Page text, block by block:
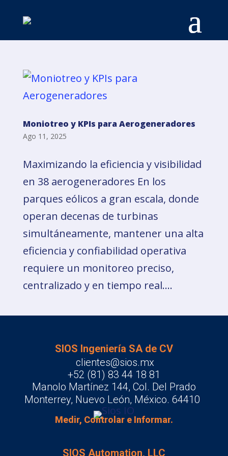
Moniotreo y KPIs para Aerogeneradores
Ago 11, 2025
Maximizando la eficiencia y visibilidad
en 38 aerogeneradores En los
parques eólicos a gran escala, donde
operan decenas de turbinas
simultáneamente, mantener una alta
eficiencia y confiabilidad operativa
requiere un monitoreo preciso,
centralizado y en tiempo real....
SIOS Ingeniería SA de CV
clientes@sios.mx
+52 (81) 83 44 18 81
Manolo Martínez 144, Col. Del Prado
Monterrey, Nuevo León, México. 64410
Medir, Controlar e Informar.
SIOS Automation, LLC